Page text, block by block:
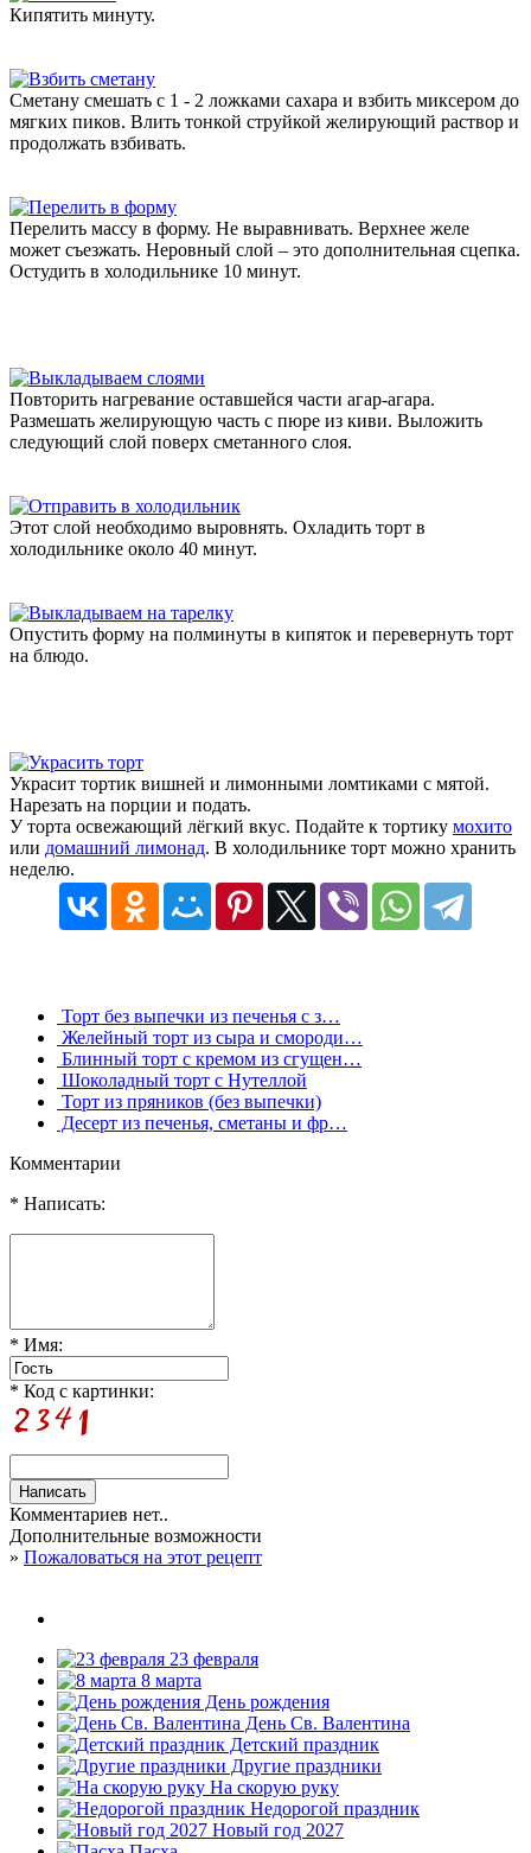
Кипятить минуту.
Сметану смешать с 1 - 2 ложками сахара и взбить миксером до
мягких пиков. Влить тонкой струйкой желирующий раствор и
продолжать взбивать.
Перелить массу в форму. Не выравнивать. Верхнее желе
может съезжать. Неровный слой – это дополнительная сцепка.
Остудить в холодильнике 10 минут.
Повторить нагревание оставшейся части агар-агара.
Размешать желирующую часть с пюре из киви. Выложить
следующий слой поверх сметанного слоя.
Этот слой необходимо выровнять. Охладить торт в
холодильнике около 40 минут.
Опустить форму на полминуты в кипяток и перевернуть торт
на блюдо.
Украсит тортик вишней и лимонными ломтиками с мятой.
Нарезать на порции и подать.
У торта освежающий лёгкий вкус. Подайте к тортику мохито
или домашний лимонад. В холодильнике торт можно хранить
неделю.
Торт без выпечки из печенья с з…
Желейный торт из сыра и смороди…
Блинный торт с кремом из сгущен…
Шоколадный торт с Нутеллой
Торт из пряников (без выпечки)
Десерт из печенья, сметаны и фр…
Комментарии
* Написать:
* Имя:
* Код с картинки:
Комментариев нет..
Дополнительные возможности
» Пожаловаться на этот рецепт
23 февраля
8 марта
День рождения
День Св. Валентина
Детский праздник
Другие праздники
На скорую руку
Недорогой праздник
Новый год 2027